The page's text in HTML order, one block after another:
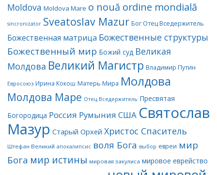
Moldova Moldova Mare o nouă ordine mondială
sincronizator Sveatoslav Mazur Бог Отец Вседержитель
Божественная матрица Божественные структуры
Божественный мир Божий суд Великая
Молдова Великий Магистр Владимир Путин
Евросоюз Ирина Кокош Матерь Мира Молдова
Молдова Маре Отец Вседержитель Пресвятая
Богородица Россия Румыния США Святослав
Мазур Старый Орхей Христос Спаситель
Штефан Великий апокалипсис воля Бога выбор евреи мир
Бога мир истины мировая закулиса мировое еврейство